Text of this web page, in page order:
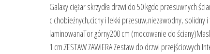
Galaxy.ciężar skrzydła drzwi do 50 kgdo przesuwnych
cichobieżnych,cichy i lekki przesuw,niezawodny, solidny i
laminowanaTor górny200 cm (mocowanie do
1 cm.ZESTAW ZAWIERA:Zestaw do drzwi przejściowych